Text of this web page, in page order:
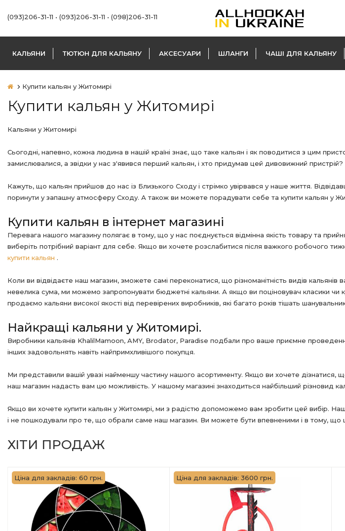
(093)206-31-11 • (093)206-31-11 • (098)206-31-11
КАЛЬЯНИ ТЮТЮН ДЛЯ КАЛЬЯНУ АКСЕСУАРИ ШЛАНГИ ЧАШІ ДЛЯ КАЛЬЯНУ
Купити кальян у Житомирі
Купити кальян у Житомирі
Кальяни у Житомирі
Сьогодні, напевно, кожна людина в нашій країні знає, що таке кальян і як поводитися з цим
замислювалися, а звідки у нас з'явився перший кальян, і хто придумав цей дивовижний пристрій?
Кажуть, що кальян прийшов до нас із Близького Сходу і стрімко увірвався у наше життя.
поринути у запашну атмосферу Сходу. А також ви можете порадувати себе та купити кальян у
Купити кальян в інтернет магазині
Перевага нашого магазину полягає в тому, що у нас поєднується відмінна якість товару та
виберіть потрібний варіант для себе. Якщо ви хочете розслабитися після важкого робочого
купити кальян .
Коли ви відвідаєте наш магазин, зможете самі переконатися, що різноманітність видів
невелика сума, ми можемо запропонувати бюджетні кальяни. А якщо ви поціновувач класики чи
продаємо кальяни високої якості від перевірених виробників, які багато років тішать
Найкращі кальяни у Житомирі.
Виробники кальянів KhalilMamoon, AMY, Brodator, Paradise подбали про ваше приємне
інших задовольнять навіть найпримхливішого покупця.
Ми представили вашій увазі найменшу частину нашого асортименту. Якщо ви хочете дізнатися,
наш магазин надасть вам цю можливість. У нашому магазині знаходиться найбільший різновид
Якщо ви хочете купити кальян у Житомирі, ми з радістю допоможемо вам зробити цей вибір.
і не пошкодували про те, що обрали саме наш магазин. Ви можете бути впевненими і в тому, що
ХІТИ ПРОДАЖ
Ціна для закладів: 60 грн. Ціна для закладів: 3600 грн.